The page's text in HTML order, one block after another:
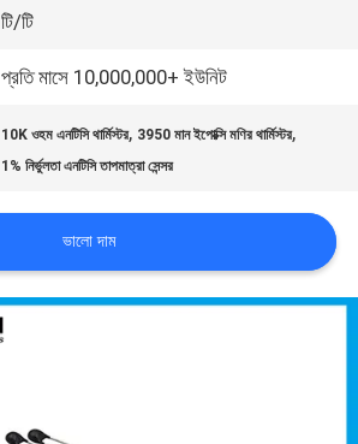
টি/টি
প্রতি মাসে 10,000,000+ ইউনিট
10K ওহম এনটিসি থার্মিস্টর, 3950 মান ইপোক্সি মণির থার্মিস্টর,
1% নির্ভুলতা এনটিসি তাপমাত্রা সেন্সর
ভালো দাম